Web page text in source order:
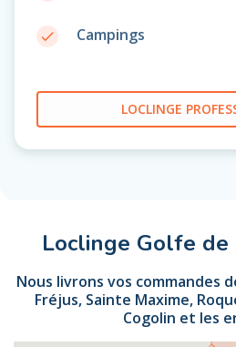
done Campings
LOCLINGE
Loclinge Golfe de
Nous livrons vos commandes
Fréjus, Sainte Maxime,
Cogolin et les